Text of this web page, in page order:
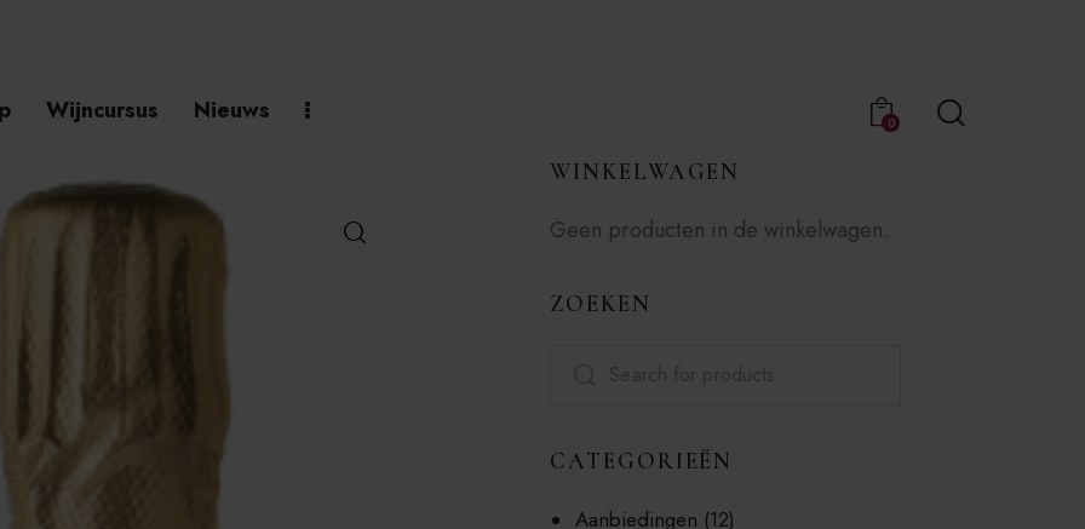
Wijncursus Nieuws 0
WINKELWAGEN
Geen producten in de winkelwagen.
ZOEKEN
CATEGORIEËN
Aanbiedingen (12)